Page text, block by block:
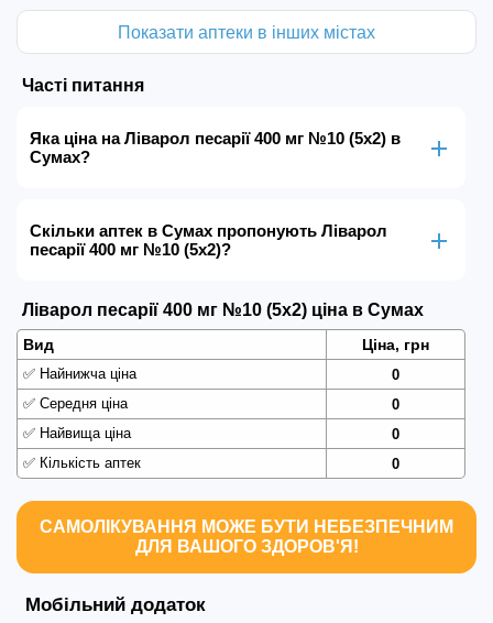
Показати аптеки в інших містах
Часті питання
Яка ціна на Ліварол песарії 400 мг №10 (5х2) в
Сумах?
Скільки аптек в Сумах пропонують Ліварол
песарії 400 мг №10 (5х2)?
Ліварол песарії 400 мг №10 (5х2) ціна в Сумах
Вид Ціна, грн
✅ Найнижча ціна
0
✅ Середня ціна
0
✅ Найвища ціна
0
✅ Кількість аптек 0
САМОЛІКУВАННЯ МОЖЕ БУТИ НЕБЕЗПЕЧНИМ
ДЛЯ ВАШОГО ЗДОРОВ'Я!
Мобільний додаток